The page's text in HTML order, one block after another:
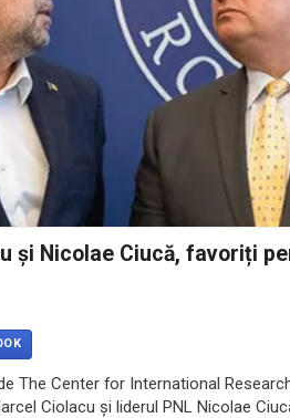
și Nicolae Ciucă, favoriți
The Center for International
Ciolacu și liderul PNL Nicolae